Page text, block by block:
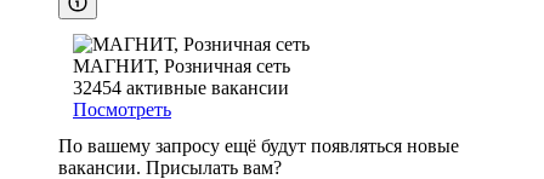
МАГНИТ, Розничная сеть
32454 активные вакансии
Посмотреть
По вашему запросу ещё будут появляться новые
вакансии. Присылать вам?